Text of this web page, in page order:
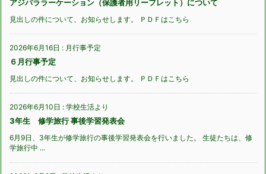
アジパララーケーション（保護者用リーフレット）について
見出しの件について、お知らせします。 ＰＤＦはこちら
2026年6月16日 : 月行事予定
６月行事予定
見出しの件について、お知らせします。 ＰＤＦはこちら
2026年6月10日 : 学校生活より
3年生 修学旅行 事後学習発表会
6月9日、3年生が修学旅行の事後学習発表会を行いました。 生徒たちは、修
学旅行中 ...